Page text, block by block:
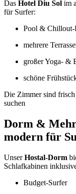
Das Hotel Diu Sol im
für Surfer:
Pool & Chillout-
mehrere
großer Yoga- &
schöne
Die Zimmer sind
suchen
Dorm &
modern für
UnserHostal-Dorm
Schlafkabinen
Budget-Surfer